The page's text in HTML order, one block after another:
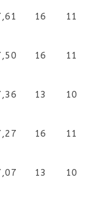
16 11
16 11
13 10
16 11
13 10